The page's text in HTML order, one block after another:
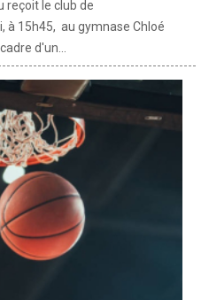
reçoit le club de
à 15h45, au gymnase Chloé
d'un...